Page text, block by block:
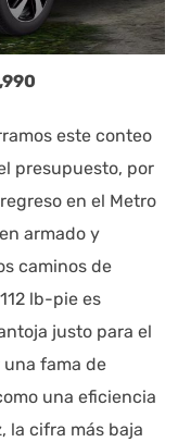
este conteo
presupuesto, por
en el Metro
armado y
caminos de
lb-pie es
justo para el
fama de
una eficiencia
la cifra más baja